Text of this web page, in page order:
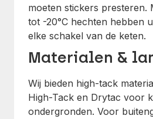
moeten stickers presteren.
tot -20°C hechten hebben
elke schakel van de keten.
Materialen &
Wij bieden high-tack
High-Tack en Drytac voor
ondergronden. Voor